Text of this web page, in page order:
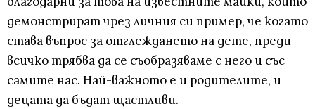
демонстрират чрез личния си пример, че когато
става въпрос за отглеждането на дете, преди
всичко трябва да се съобразяваме с него и със
самите нас. Най-важното е и родителите, и
децата да бъдат щастливи.